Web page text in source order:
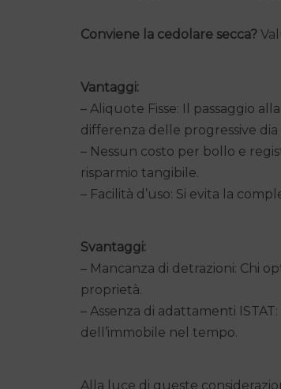
Conviene la cedolare secca?
Vantaggi:
– Aliquote Fisse: Il passaggio
differenza delle progressive dia
– Nessun costo per bollo e
risparmio tangibile.
– Facilità d’uso: Si evita la
Svantaggi:
– Mancanza di detrazioni: Chi
proprietà.
– Assenza di adattamenti
dell’immobile nel tempo.
Alla luce di queste